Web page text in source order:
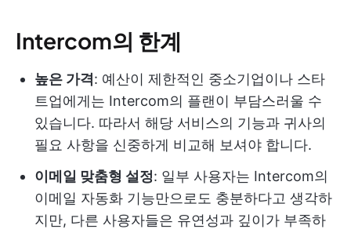
Intercom의 한계
높은 가격: 예산이 제한적인 중소기업이나 스타
트업에게는 Intercom의 플랜이 부담스러울 수
있습니다. 따라서 해당 서비스의 기능과 귀사의
필요 사항을 신중하게 비교해 보셔야 합니다.
이메일 맞춤형 설정: 일부 사용자는 Intercom의
이메일 자동화 기능만으로도 충분하다고 생각하
지만, 다른 사용자들은 유연성과 깊이가 부족하